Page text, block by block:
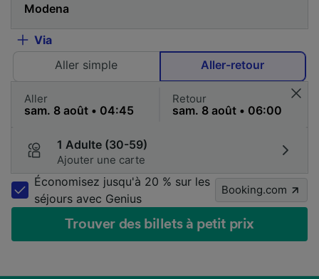
Via
Aller simple
Aller-retour
Aller Retour
1 Adulte (30-59)
Ajouter une carte
Économisez jusqu'à 20 % sur les
séjours avec Genius
Booking.com
Trouver des billets à petit prix